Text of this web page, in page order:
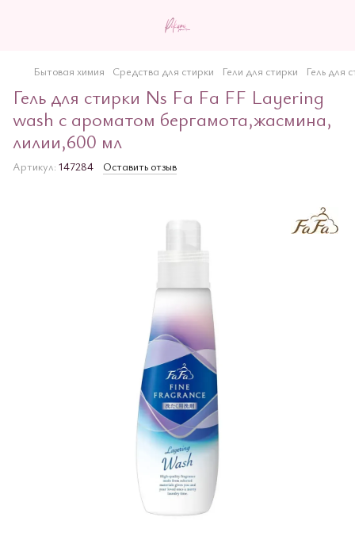
Бытовая химия Средства для стирки Гели для стирки Гель для
Гель для стирки Ns Fa Fa FF Layering
wash с ароматом бергамота,жасмина,
лилии,600 мл
Артикул: 147284 Оставить отзыв